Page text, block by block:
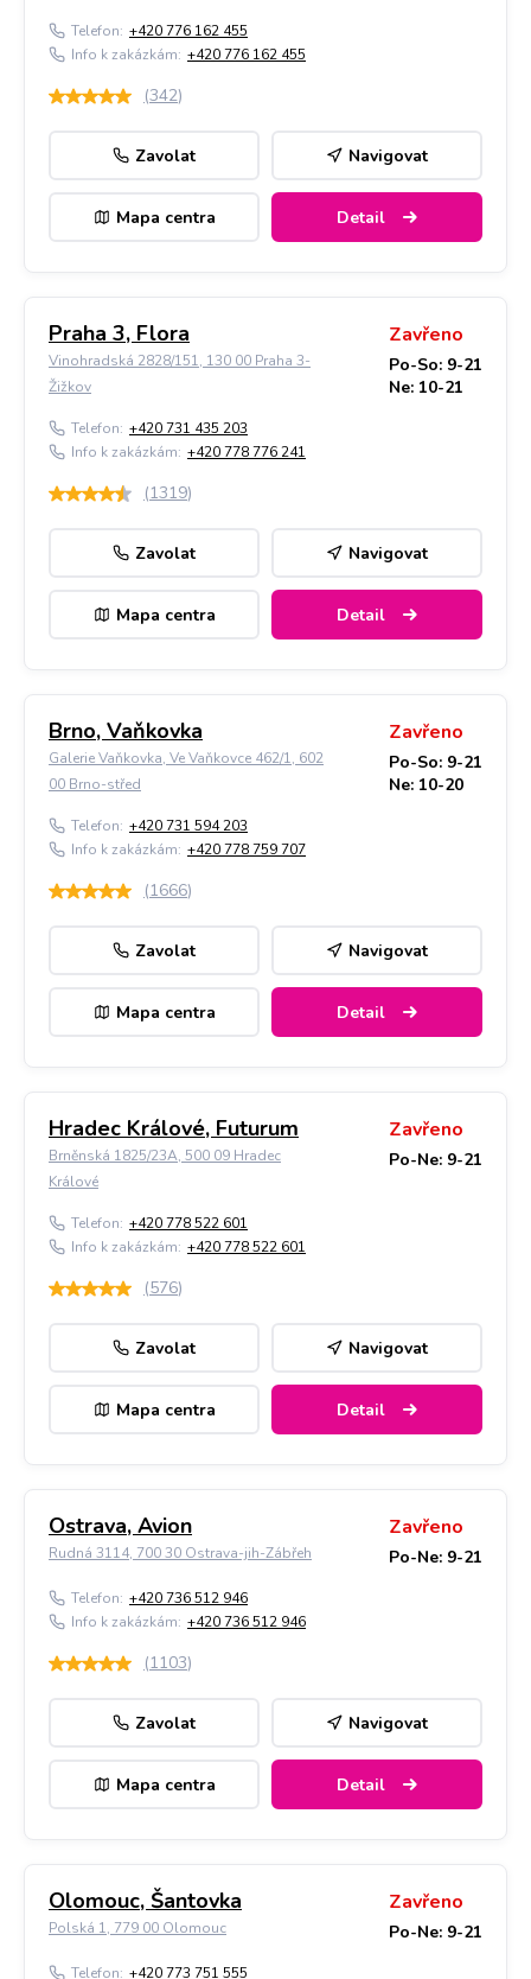
Telefon: +420 776 162 455
Info k zakázkám: +420 776 162 455
(342)
Zavolat Navigovat
Mapa centra Detail
Praha 3, Flora
Vinohradská 2828/151, 130 00 Praha 3-
Žižkov
Zavřeno
Po-So: 9-21
Ne: 10-21
Telefon: +420 731 435 203
Info k zakázkám: +420 778 776 241
(1319)
Zavolat Navigovat
Mapa centra Detail
Brno, Vaňkovka
Galerie Vaňkovka, Ve Vaňkovce 462/1, 602
00 Brno-střed
Zavřeno
Po-So: 9-21
Ne: 10-20
Telefon: +420 731 594 203
Info k zakázkám: +420 778 759 707
(1666)
Zavolat Navigovat
Mapa centra Detail
Hradec Králové, Futurum
Brněnská 1825/23A, 500 09 Hradec
Králové
Zavřeno
Po-Ne: 9-21
Telefon: +420 778 522 601
Info k zakázkám: +420 778 522 601
(576)
Zavolat Navigovat
Mapa centra Detail
Ostrava, Avion
Rudná 3114, 700 30 Ostrava-jih-Zábřeh
Zavřeno
Po-Ne: 9-21
Telefon: +420 736 512 946
Info k zakázkám: +420 736 512 946
(1103)
Zavolat Navigovat
Mapa centra Detail
Olomouc, Šantovka
Polská 1, 779 00 Olomouc
Zavřeno
Po-Ne: 9-21
Telefon: +420 773 751 555